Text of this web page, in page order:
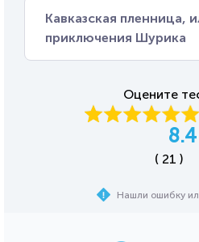
Кавказская пленница,
приключения Шурика
Оцените
8.4
( 21 )
Нашли ошибку